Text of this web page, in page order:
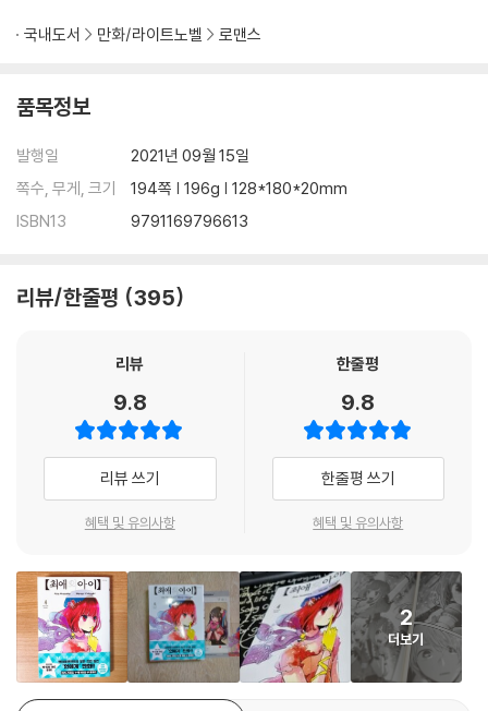
국내도서 만화/라이트노벨 로맨스
품목정보
발행일
2021년 09월 15일
쪽수, 무게, 크기
194쪽 | 196g | 128*180*20mm
ISBN13
9791169796613
리뷰/한줄평 395
리뷰
9.8
리뷰 쓰기
혜택 및 유의사항
한줄평
9.8
한줄평 쓰기
혜택 및 유의사항
2
더보기